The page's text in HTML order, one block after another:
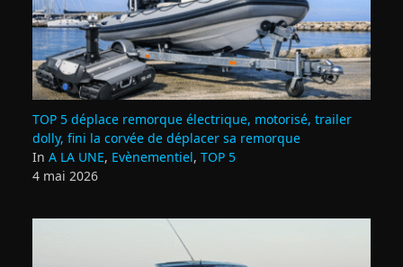
TOP 5 déplace remorque électrique, motorisé, trailer
dolly, fini la corvée de déplacer sa remorque
In A LA UNE, Evènementiel, TOP 5
4 mai 2026